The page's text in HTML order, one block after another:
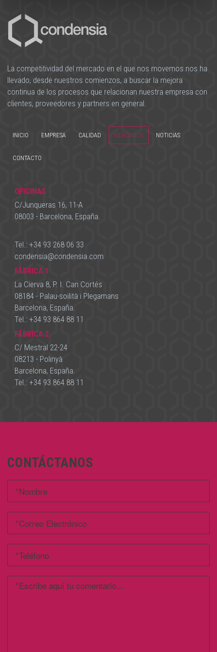
La competitividad del mercado en el que nos movemos nos ha
llevado, desde nuestros comienzos, a buscar la mejora
continua de los procesos que relacionan nuestra empresa con
clientes, proveedores y partners en general.
INICIO EMPRESA CALIDAD MERCADOS NOTICIAS
CONTACTO
OFICINAS
C/Junqueras 16, 11-A
08003 - Barcelona, España.
Tel.: +34 93 268 06 33
condensia@condensia.com
FÁBRICA 1
La Cierva 8, P. I. Can Cortés
08184 - Palau-soilità i Plegamans
Barcelona, España.
Tel.: +34 93 864 88 11
FÁBRICA 2
C/ Mestral 22-24
08213 - Polinyà
Barcelona, España.
Tel.: +34 93 864 88 11
CONTÁCTANOS